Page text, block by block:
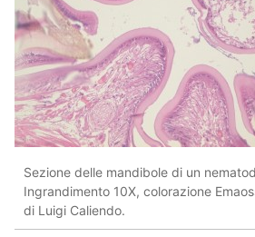
Sezione delle mandibole di un
Ingrandimento 10X, colorazione
di Luigi Caliendo.